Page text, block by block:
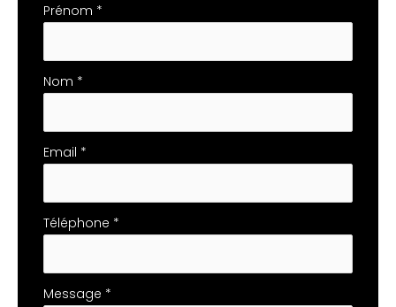
Formulaire
avec
téléphone
Prénom *
Nom *
Email *
Téléphone *
Message *